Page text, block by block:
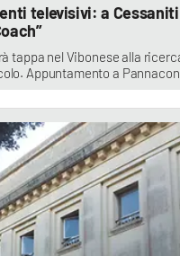
televisivi: a
tappa nel Vibonese alla
Appuntamento a